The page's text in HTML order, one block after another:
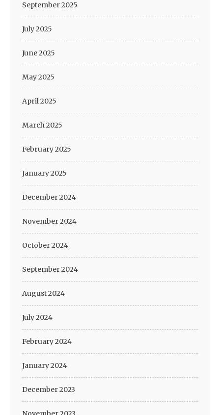
September 2025
July 2025
June 2025
May 2025
April 2025
March 2025
February 2025
January 2025
December 2024
November 2024
October 2024
September 2024
August 2024
July 2024
February 2024
January 2024
December 2023